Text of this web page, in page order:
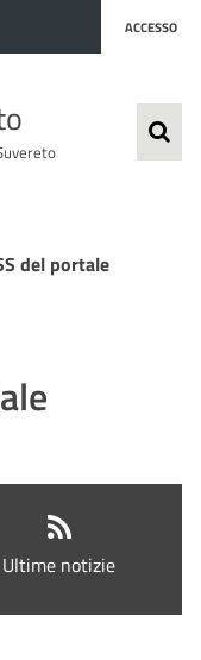
ACCESSO
del portale
Ultime notizie